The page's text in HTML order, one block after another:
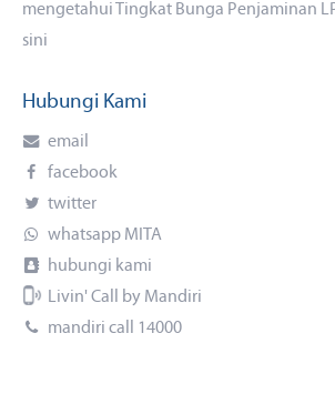
mengetahui Tingkat Bunga Penjaminan
sini
Hubungi Kami
email
facebook
twitter
whatsapp MITA
hubungi kami
Livin' Call by Mandiri
mandiri call 14000